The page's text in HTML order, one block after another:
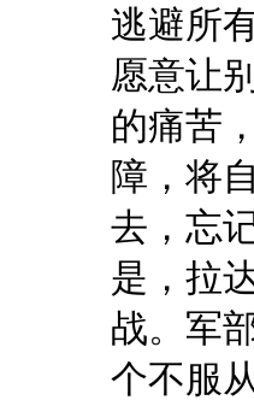
逃避所
愿意让
的痛苦
障，将
去，忘
是，拉
战。军
个不服